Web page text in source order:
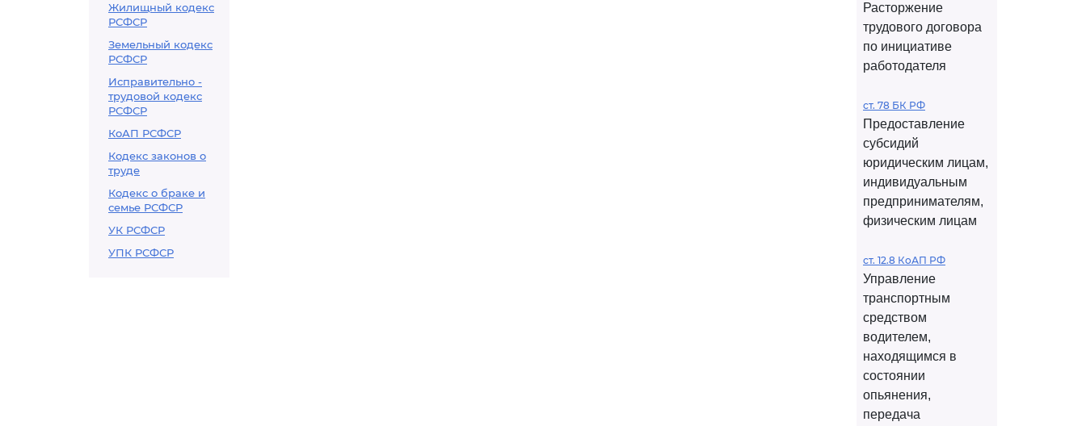
Жилищный кодекс
РСФСР
Земельный кодекс
РСФСР
Исправительно -
трудовой кодекс
РСФСР
КоАП РСФСР
Кодекс законов о
труде
Кодекс о браке и
семье РСФСР
УК РСФСР
УПК РСФСР
Расторжение
трудового договора
по инициативе
работодателя
ст. 78 БК РФ
Предоставление
субсидий
юридическим лицам,
индивидуальным
предпринимателям,
физическим лицам
ст. 12.8 КоАП РФ
Управление
транспортным
средством
водителем,
находящимся в
состоянии
опьянения,
передача